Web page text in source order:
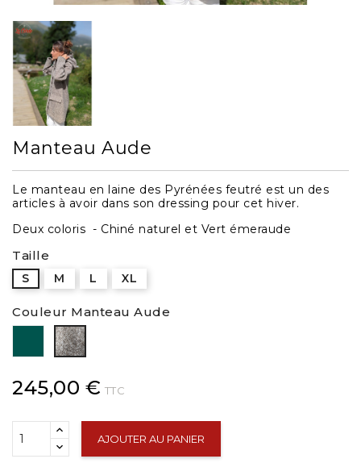
Manteau Aude
Le manteau en laine des Pyrénées feutré est un des
articles à avoir dans son dressing pour cet hiver.
Deux coloris - Chiné naturel et Vert émeraude
Taille
S M L XL
Couleur Manteau Aude
vert
Chiné
naturel
245,00 € TTC
AJOUTER AU PANIER